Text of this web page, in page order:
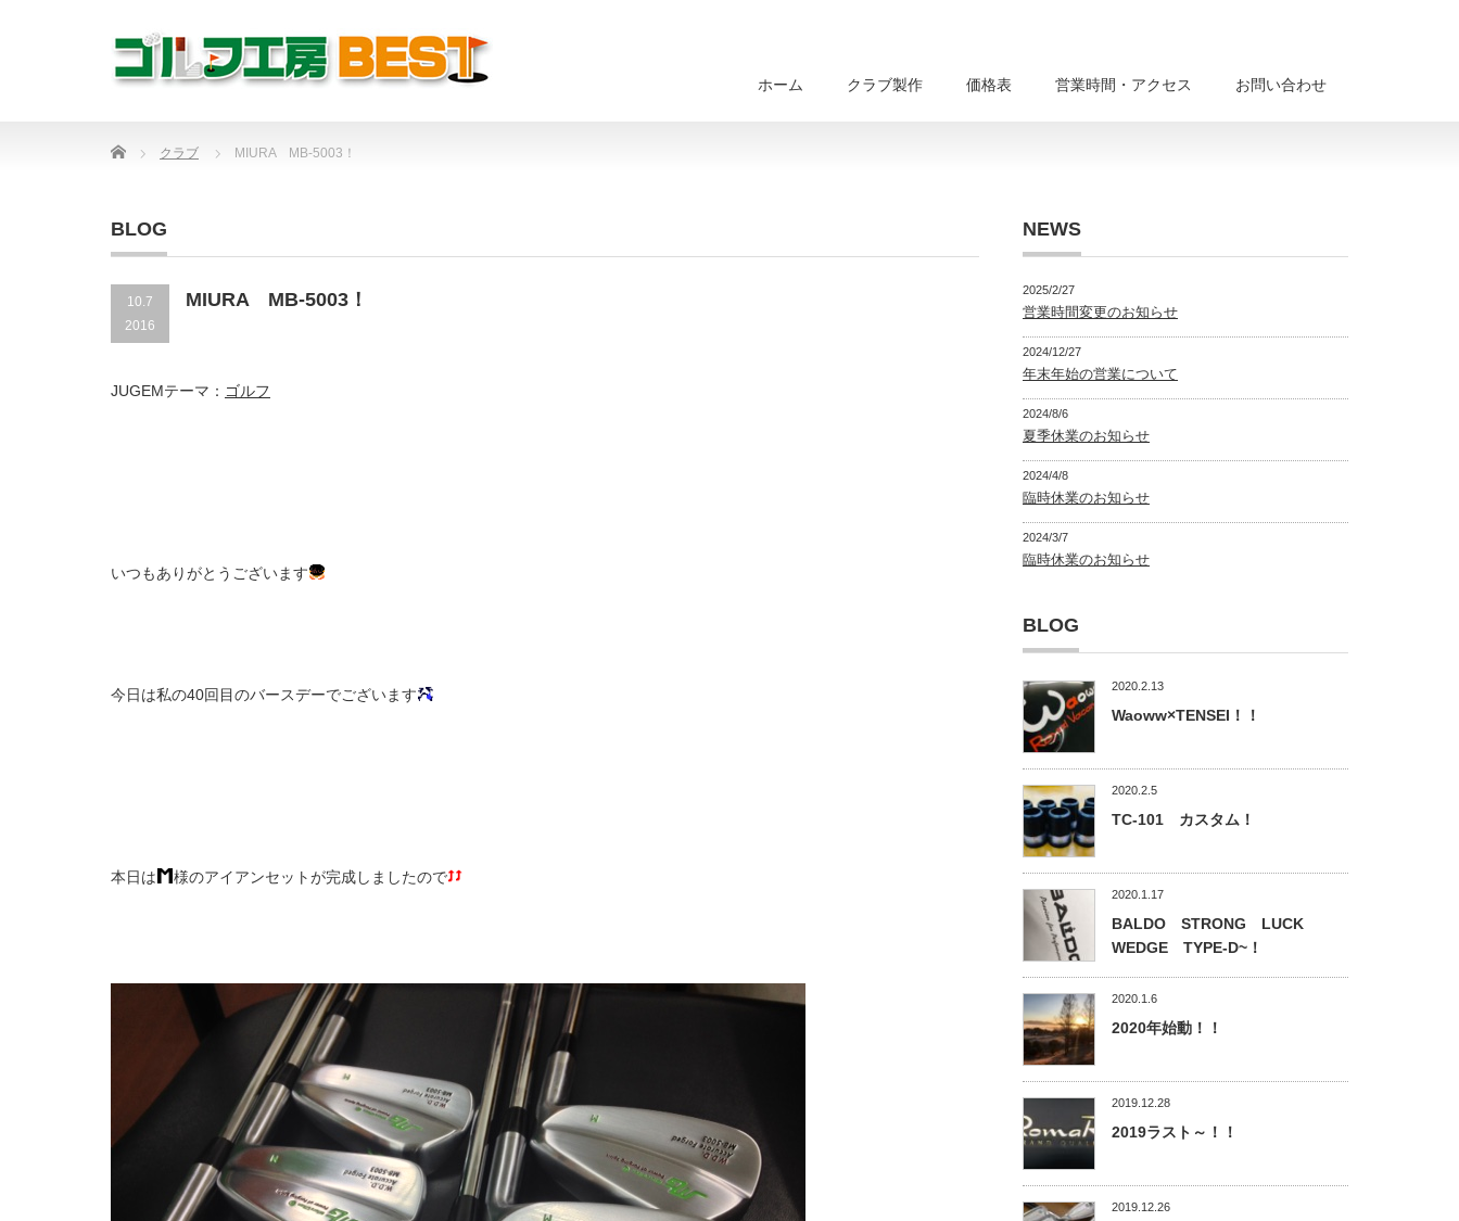
ホーム クラブ製作 価格表 営業時間・アクセス お問い合わせ
Home クラブ MIURA MB-5003！
BLOG
10.7
2016
MIURA MB-5003！
JUGEMテーマ： ゴルフ
いつもありがとうございます
今日は私の40回目のバースデーでございます
本日は 様のアイアンセットが完成しましたので
NEWS
2025/2/27
営業時間変更のお知らせ
2024/12/27
年末年始の営業について
2024/8/6
夏季休業のお知らせ
2024/4/8
臨時休業のお知らせ
2024/3/7
臨時休業のお知らせ
BLOG
2020.2.13
Waoww×TENSEI！！
2020.2.5
TC-101 カスタム！
2020.1.17
BALDO STRONG LUCK
WEDGE TYPE-D~！
2020.1.6
2020年始動！！
2019.12.28
2019ラスト～！！
2019.12.26